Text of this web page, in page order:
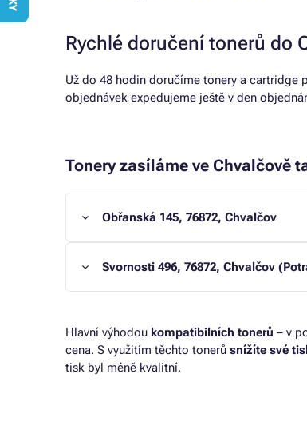
Rychlé doručení tonerů do
Už do 48 hodin doručíme tonery a cartridge
objednávek expedujeme ještě v den
Tonery zasíláme ve Chvalčově
Obřanská 145, 76872, Chvalčov
Svornosti 496, 76872, Chvalčov
Hlavní výhodou kompatibilních tonerů – v
cena. S využitím těchto tonerů snížíte své
tisk byl méně kvalitní.